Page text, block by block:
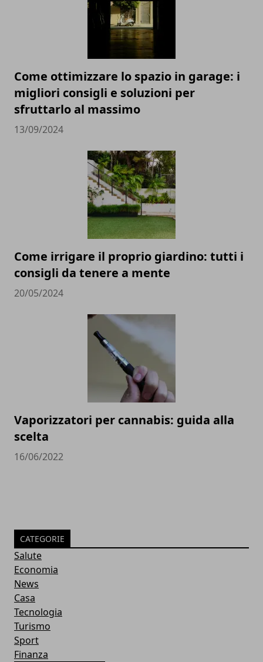
Come ottimizzare lo spazio in garage: i
migliori consigli e soluzioni per
sfruttarlo al massimo
13/09/2024
Come irrigare il proprio giardino: tutti i
consigli da tenere a mente
20/05/2024
Vaporizzatori per cannabis: guida alla
scelta
16/06/2022
CATEGORIE
Salute
Economia
News
Casa
Tecnologia
Turismo
Sport
Finanza